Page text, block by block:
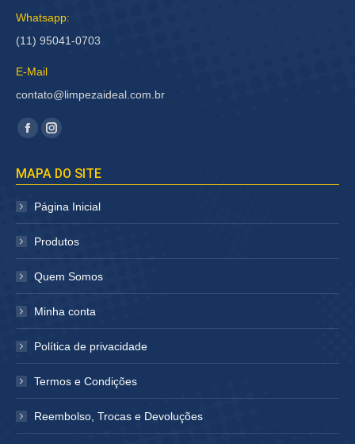
Whatsapp:
(11) 95041-0703
E-Mail
contato@limpezaideal.com.br
Encontre-nos em:
Facebook
abre
em
janela
Instagram
abre
janela
MAPA DO SITE
Página Inicial
Produtos
Quem Somos
Minha conta
Política de privacidade
Termos e Condições
Reembolso, Trocas e Devoluções